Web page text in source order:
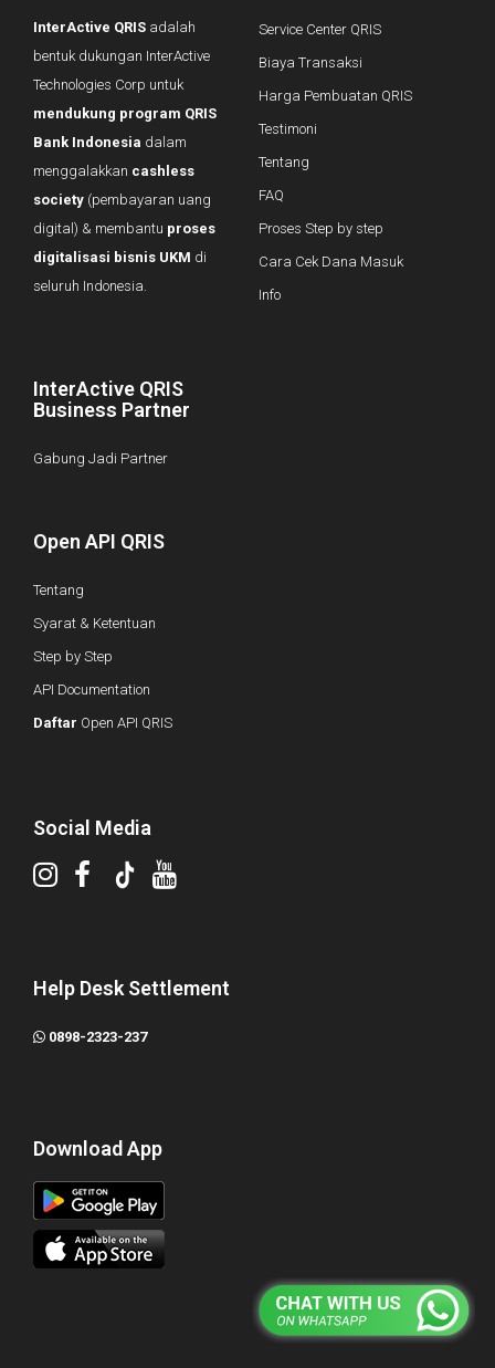
InterActive QRIS adalah
bentuk dukungan InterActive
Technologies Corp untuk
mendukung program QRIS
Bank Indonesia dalam
menggalakkan cashless
society (pembayaran uang
digital) & membantu proses
digitalisasi bisnis UKM di
seluruh Indonesia.
InterActive QRIS
Business Partner
Gabung Jadi Partner
Service Center QRIS
Biaya Transaksi
Harga Pembuatan QRIS
Testimoni
Tentang
FAQ
Proses Step by step
Cara Cek Dana Masuk
Info
Open API QRIS
Tentang
Syarat & Ketentuan
Step by Step
API Documentation
Daftar Open API QRIS
Social Media
Help Desk Settlement
0898-2323-237
Download App